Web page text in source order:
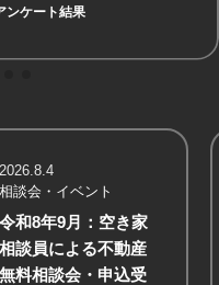
ンケート結果
令和8年9月：空き家
相談員による不動産
無料相談会・申込受
2026.8.4
相談会・イベント